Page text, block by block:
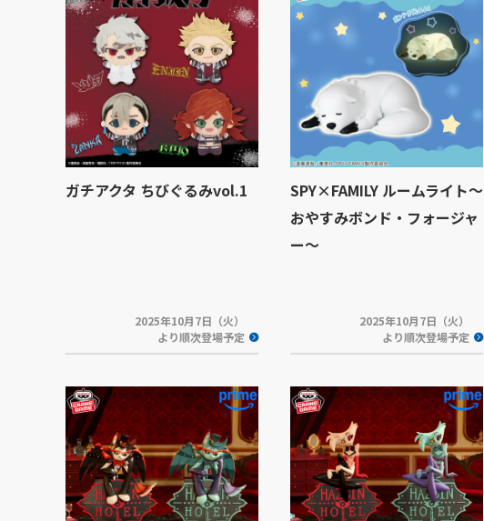
ガチアクタ ちびぐるみvol.1
2025年10月7日（火）
より順次登場予定
SPY×FAMILY ルームライト～
おやすみボンド・フォージャ
ー～
2025年10月7日（火）
より順次登場予定